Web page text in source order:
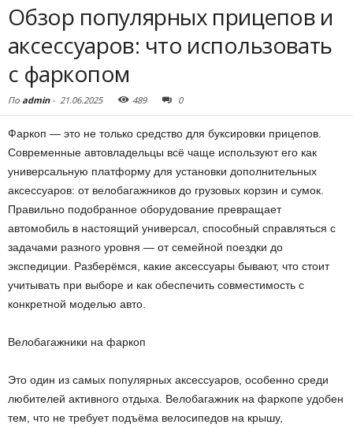
Обзор популярных прицепов и
аксессуаров: что использовать
с фаркопом
По admin- 21.06.2025 489 0
Фаркоп — это не только средство для буксировки прицепов.
Современные автовладельцы всё чаще используют его как
универсальную платформу для установки дополнительных
аксессуаров: от велобагажников до грузовых корзин и сумок.
Правильно подобранное оборудование превращает
автомобиль в настоящий универсал, способный справляться с
задачами разного уровня — от семейной поездки до
экспедиции. Разберёмся, какие аксессуары бывают, что стоит
учитывать при выборе и как обеспечить совместимость с
конкретной моделью авто.
Велобагажники на фаркоп
Это один из самых популярных аксессуаров, особенно среди
любителей активного отдыха. Велобагажник на фаркопе удобен
тем, что не требует подъёма велосипедов на крышу,